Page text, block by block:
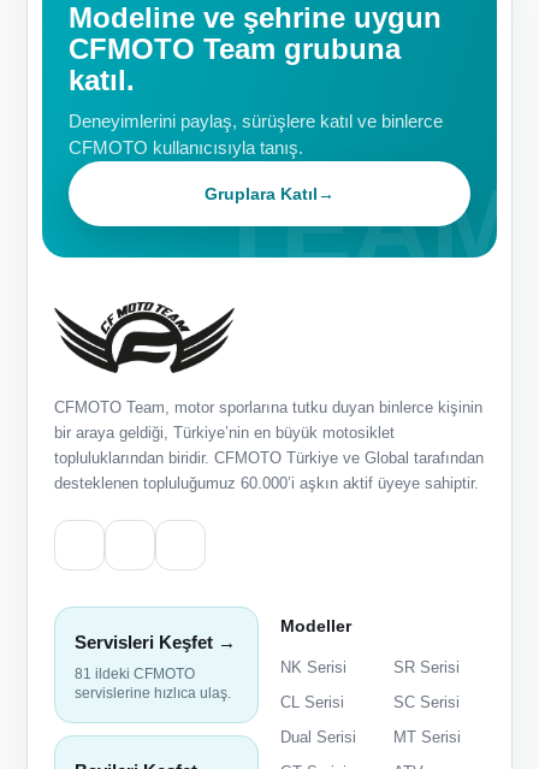
Modeline ve şehrine uygun
CFMOTO Team grubuna
katıl.
Deneyimlerini paylaş, sürüşlere katıl ve binlerce
CFMOTO kullanıcısıyla tanış.
Gruplara Katıl→
CFMOTO Team, motor sporlarına tutku duyan binlerce kişinin
bir araya geldiği, Türkiye’nin en büyük motosiklet
topluluklarından biridir. CFMOTO Türkiye ve Global tarafından
desteklenen topluluğumuz 60.000’i aşkın aktif üyeye sahiptir.
Servisleri Keşfet →
81 ildeki CFMOTO
servislerine hızlıca ulaş.
Modeller
NK Serisi
SR Serisi
CL Serisi
SC Serisi
Dual Serisi
MT Serisi